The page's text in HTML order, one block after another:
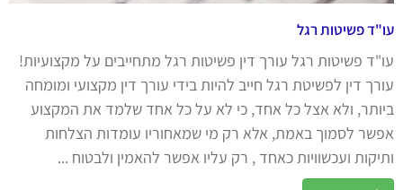
עו"ד פשיטות רגל
עו"ד פשיטות רגל עורך דין פשיטות רגל מתחייבים על מקצועיות!
עורך דין לפשיטת רגל חייב להיות בידי עורך דין מקצועי ומומחה
ביותר, ולא אצל כל אחד, כי לא על כל אחד שלמד את המקצוע
אפשר לסמוך באמת, אלא רק מי שמאחוריו עומדות הצלחות
ותיקות ועכשוויות כאחד , רק עליו אפשר להאמין ולבטוח ...